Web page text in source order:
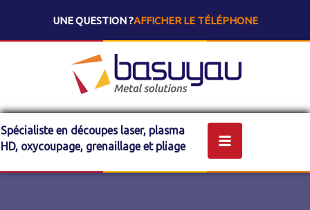
UNE QUESTION ?AFFICHER LE TÉLÉPHONE
Spécialiste en découpes laser, plasma
HD, oxycoupage, grenaillage et pliage